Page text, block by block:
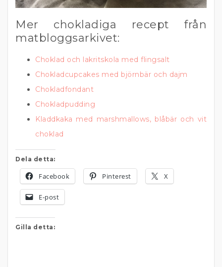
Mer chokladiga recept från
matbloggsarkivet:
Choklad och lakritskola med flingsalt
Chokladcupcakes med björnbär och dajm
Chokladfondant
Chokladpudding
Kladdkaka med marshmallows, blåbär och vit
choklad
Dela detta:
Facebook Pinterest X
E-post
Gilla detta: